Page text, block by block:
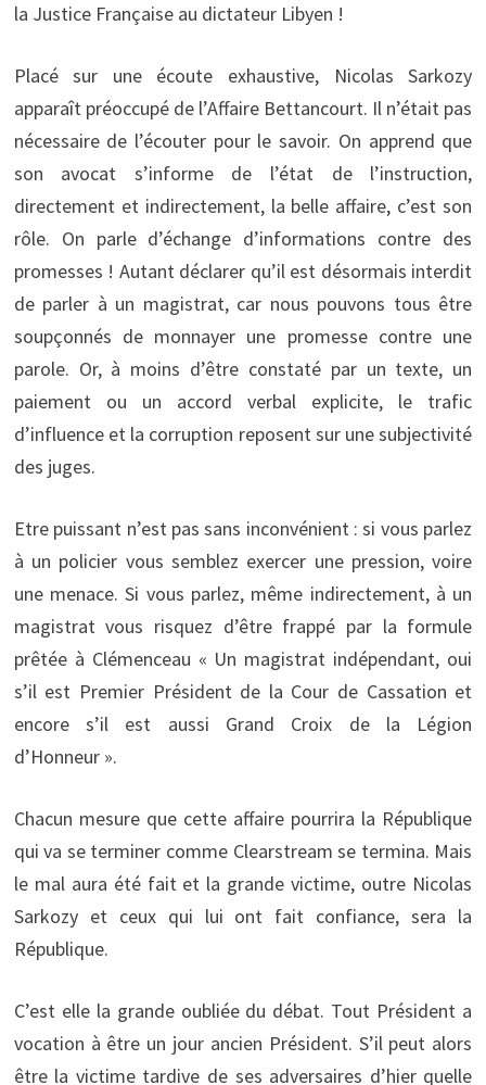
la Justice Française au dictateur Libyen !
Placé sur une écoute exhaustive, Nicolas Sarkozy
apparaît préoccupé de l’Affaire Bettancourt. Il n’était pas
nécessaire de l’écouter pour le savoir. On apprend que
son avocat s’informe de l’état de l’instruction,
directement et indirectement, la belle affaire, c’est son
rôle. On parle d’échange d’informations contre des
promesses ! Autant déclarer qu’il est désormais interdit
de parler à un magistrat, car nous pouvons tous être
soupçonnés de monnayer une promesse contre une
parole. Or, à moins d’être constaté par un texte, un
paiement ou un accord verbal explicite, le trafic
d’influence et la corruption reposent sur une subjectivité
des juges.
Etre puissant n’est pas sans inconvénient : si vous parlez
à un policier vous semblez exercer une pression, voire
une menace. Si vous parlez, même indirectement, à un
magistrat vous risquez d’être frappé par la formule
prêtée à Clémenceau « Un magistrat indépendant, oui
s’il est Premier Président de la Cour de Cassation et
encore s’il est aussi Grand Croix de la Légion
d’Honneur ».
Chacun mesure que cette affaire pourrira la République
qui va se terminer comme Clearstream se termina. Mais
le mal aura été fait et la grande victime, outre Nicolas
Sarkozy et ceux qui lui ont fait confiance, sera la
République.
C’est elle la grande oubliée du débat. Tout Président a
vocation à être un jour ancien Président. S’il peut alors
être la victime tardive de ses adversaires d’hier quelle